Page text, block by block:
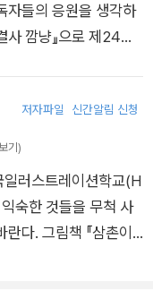
자들의 응원을 생각하
사 깜냥』으로 제24회
지』 『멍멍이 순찰대
저자파일 신간알림 신청
기)
러스트레이션학교(H
숙한 것들을 무척 사
다. 그림책 『삼촌이